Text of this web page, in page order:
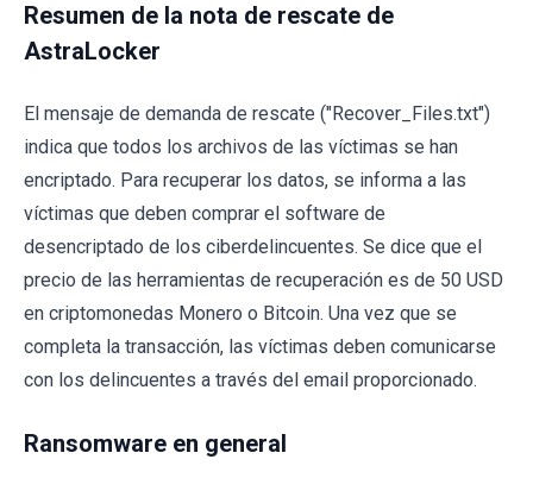
Resumen de la nota de rescate de
AstraLocker
El mensaje de demanda de rescate ("Recover_Files.txt")
indica que todos los archivos de las víctimas se han
encriptado. Para recuperar los datos, se informa a las
víctimas que deben comprar el software de
desencriptado de los ciberdelincuentes. Se dice que el
precio de las herramientas de recuperación es de 50 USD
en criptomonedas Monero o Bitcoin. Una vez que se
completa la transacción, las víctimas deben comunicarse
con los delincuentes a través del email proporcionado.
Ransomware en general